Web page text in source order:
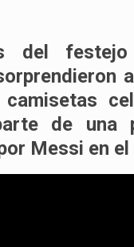
del festejo
camisetas
de una
Messi en